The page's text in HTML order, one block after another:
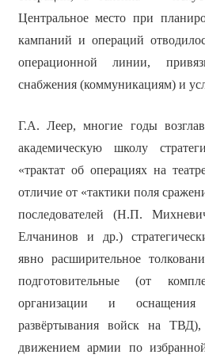
Центральное место при
кампаний и операций
операционной линии,
снабжения (коммуникациям) и
Г.А. Леер, многие годы
академическую школу
«трактат об операциях на
отличие от «тактики поля
последователей (Н.П.
Елчанинов и др.)
явно расширительное
подготовительные (от
организации и оснащения
развёртывания войск на
движением армии по